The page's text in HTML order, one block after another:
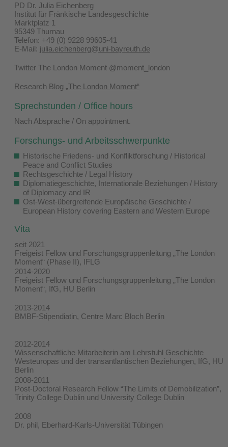
PD Dr. Julia Eichenberg
Institut für Fränkische Landesgeschichte
Marktplatz 1
95349 Thurnau
Telefon: +49 (0) 9228 99605-41
E-Mail: julia.eichenberg@uni-bayreuth.de
Twitter The London Moment @moment_london
Research Blog „The London Moment“
Sprechstunden / Office hours
Nach Absprache / On appointment.
Forschungs- und Arbeitsschwerpunkte
Historische Friedens- und Konfliktforschung / Historical
Peace and Conflict Studies
Rechtsgeschichte / Legal History
Diplomatiegeschichte, Internationale Beziehungen / History
of Diplomacy and IR
Ost-West-übergreifende Europäische Geschichte /
European History covering Eastern and Western Europe
Vita
seit 2021
Freigeist Fellow und Forschungsgruppenleitung „The London
Moment“ (Phase II), IFLG
2014-2020
Freigeist Fellow und Forschungsgruppenleitung „The London
Moment“, IfG, HU Berlin
2013-2014
BMBF-Stipendiatin, Centre Marc Bloch Berlin
2012-2014
Wissenschaftliche Mitarbeiterin am Lehrstuhl Geschichte
Westeuropas und der transantlantischen Beziehungen, IfG, HU
Berlin
2008-2011
Post-Doctoral Research Fellow “The Limits of Demobilization”,
Trinity College Dublin und University College Dublin
2008
Dr. phil, Eberhard-Karls-Universität Tübingen